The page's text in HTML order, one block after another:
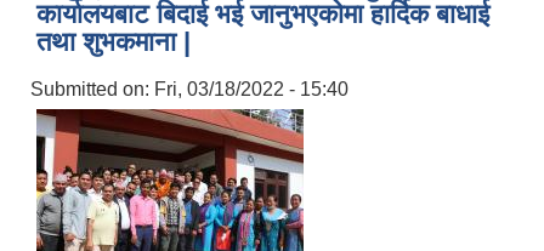
कार्यालयबाट बिदाई भई जानुभएकोमा हार्दिक बाधाई
तथा शुभकमाना |
Submitted on: Fri, 03/18/2022 - 15:40